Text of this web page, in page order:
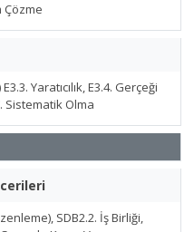
Çözme
Yaratıcılık, E3.4. Gerçeği
Sistematik Olma
SDB2.2. İş Birliği,